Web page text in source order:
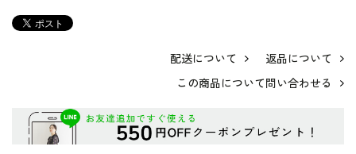
配送について
返品について
この商品について問い合わせる